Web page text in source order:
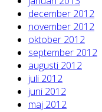
december 2012
november 2012
oktober 2012
september 2012
augusti 2012
juli 2012
juni 2012
maj 2012